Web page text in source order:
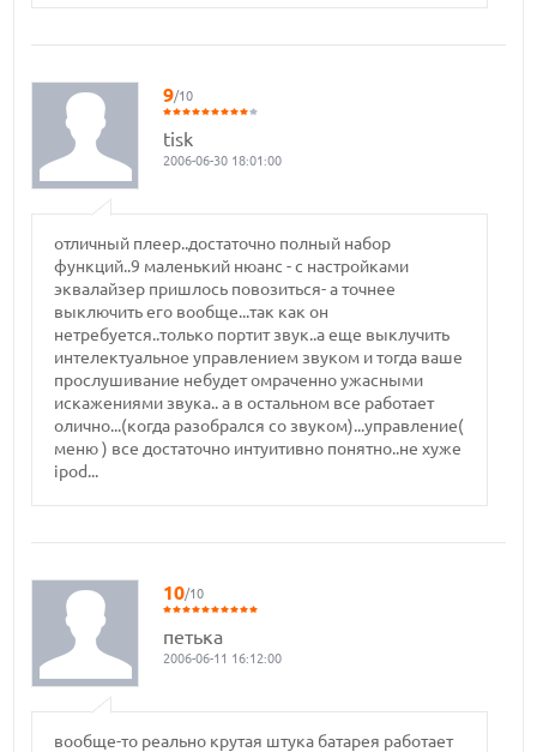
9/10
tisk
2006-06-30 18:01:00
отличный плеер..достаточно полный набор
функций..9 маленький нюанс - с настройками
эквалайзер пришлось повозиться- а точнее
выключить его вообще...так как он
нетребуется..только портит звук..а еще выклучить
интелектуальное управлением звуком и тогда ваше
прослушивание небудет омраченно ужасными
искажениями звука.. а в остальном все работает
олично...(когда разобрался со звуком)...управление(
меню ) все достаточно интуитивно понятно..не хуже
ipod...
10/10
петька
2006-06-11 16:12:00
вообще-то реально крутая штука батарея работает